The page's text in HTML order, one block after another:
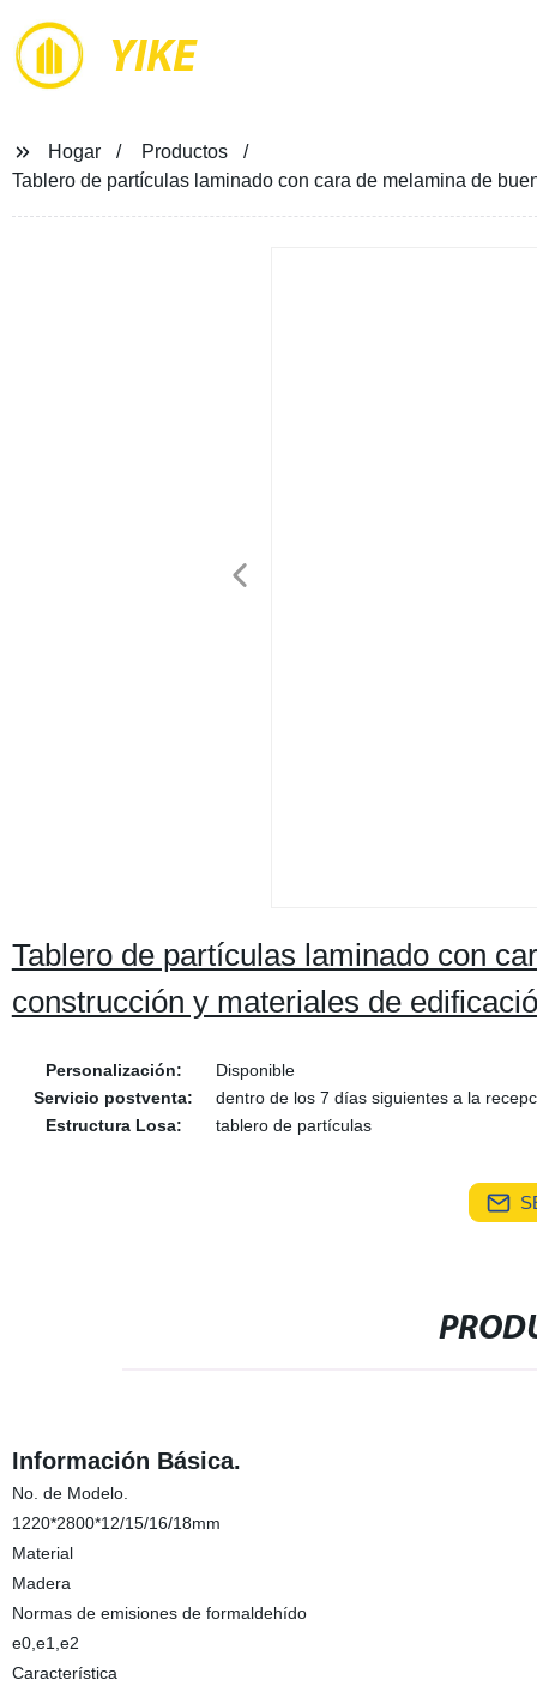
YIKE
Hogar
Productos
Tablero de partículas laminado con cara de melamina de
Tablero de partículas laminado con
construcción y materiales de
Personalización:
Disponible
Servicio postventa:
dentro de los 7 días siguientes a la
Estructura Losa:
tablero de partículas
Información Básica.
No. de Modelo.
1220*2800*12/15/16/18mm
Material
Madera
Normas de emisiones de formaldehído
e0,e1,e2
Característica